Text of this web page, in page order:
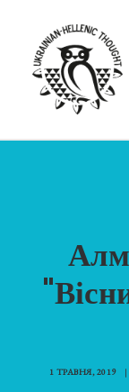
ФОРУМ
ПРО НАС
“ВІСНИК”/
1 ТРАВНЯ, 2019 |